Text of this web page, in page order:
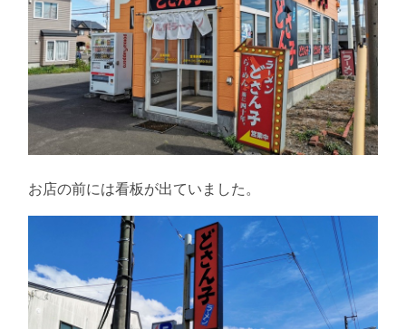
お店の前には看板が出ていました。